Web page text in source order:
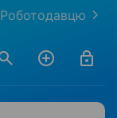
Роботодавцю